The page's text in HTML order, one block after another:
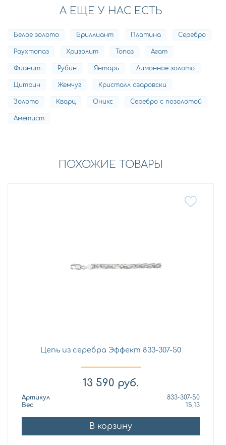
А ЕЩЕ У НАС ЕСТЬ
Белое золото Бриллиант Платина Серебро
Раухтопаз Хризолит Топаз Агат
Фианит Рубин Янтарь Лимонное золото
Цитрин Жемчуг Кристалл сваровски
Золото Кварц Оникс Серебро с позолотой
Аметист
ПОХОЖИЕ ТОВАРЫ
Цепь из серебра Эффект 833-307-50
13 590 руб.
Артикул
833-307-50
Вес
15,13
В корзину